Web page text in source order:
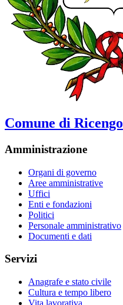
Comune di Ricengo
Amministrazione
Organi di governo
Aree amministrative
Uffici
Enti e fondazioni
Politici
Personale amministrativo
Documenti e dati
Servizi
Anagrafe e stato civile
Cultura e tempo libero
Vita lavorativa